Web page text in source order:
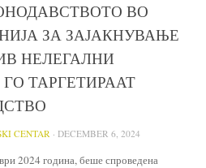
ВО
ЗА ЗАЈАКНУВАЊЕ
НЕЛЕГАЛНИ
ТАРГЕТИРААТ
CENTAR · DECEMBER 6, 2024
2024 година, беше спроведена